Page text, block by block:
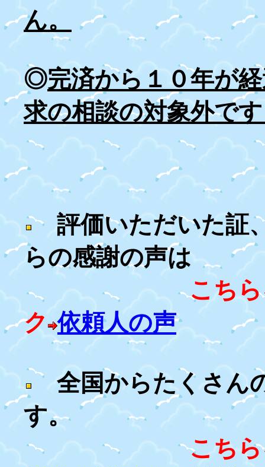
ん。
◎完済から１０年が
求の相談の対象外で
評価いただいた証
らの感謝の声は
こち
ク 依頼人の声
全国からたくさん
す。
こち